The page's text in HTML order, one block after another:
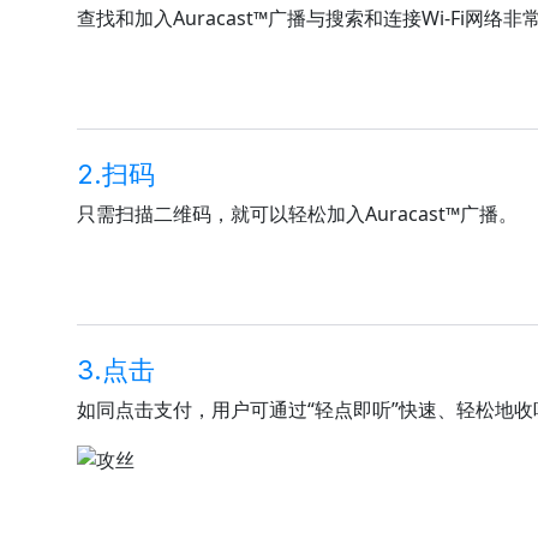
查找和加入Auracast™广播与搜索和连接Wi-Fi网络非常
2.扫码
只需扫描二维码，就可以轻松加入Auracast™广播。
3.点击
如同点击支付，用户可通过“轻点即听”快速、轻松地